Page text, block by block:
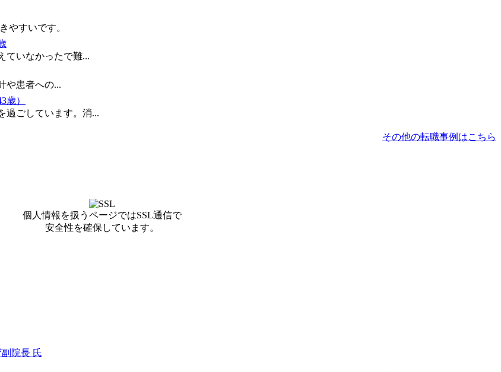
やすいです。
ていなかったで難...
や患者への...
）
過ごしています。消...
その他の転職事例はこちら
個人情報を扱うページではSSL通信で
安全性を確保しています。
院長 氏